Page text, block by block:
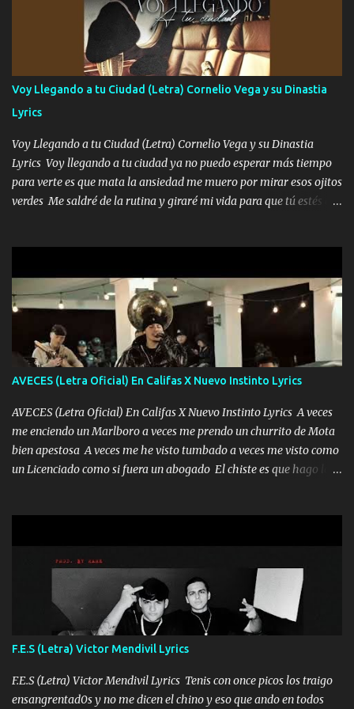
preguntas y digas que sí hacernos novios y verte feliz y muy
contenta como yo por ti Música Pregúntame qué es lo que me
enamora pa describirte unas cuantas horas también pregunta que
quiero contigo que seas dichosa al estar conmigo Y ya borracho
contéstame la llamada pa dedicarte unas bonitas palabras así
borracho me animo a decirte todo y puedo describirlo mucho que
me encantes Decirte que me siento muy feliz y emocionado por
tenerte aquí espero que quiera...
Voy Llegando a tu Ciudad (Letra) Cornelio Vega y su Dinastia
Lyrics
Voy Llegando a tu Ciudad (Letra) Cornelio Vega y su Dinastia
Lyrics Voy llegando a tu ciudad ya no puedo esperar más tiempo
para verte es que mata la ansiedad me muero por mirar esos ojitos
verdes Me saldré de la rutina y giraré mi vida para que tú estés en
solo yo tendre el candado 🔒 del amor ❤️ Música Mil y un besos
para dar ya estando en tu ciudad no habrá quien lo detenga si las
copas van de más vayamos a un lugar y cerremos las puertas
Entre alcohol y besos se va incrementado el Fuego en esa
habitación ya no mires más el reloj Única por donde vas me curas
tú mi mal moviendo tu silueta no hay otra que te sea igual te ves
tan especial por eso es que me tientas Aquí estoy no dejaré que se
te acerque nadie porque solo yo tendre el candado 🔒 del a...
AVECES (Letra Oficial) En Califas X Nuevo Instinto Lyrics
AVECES (Letra Oficial) En Califas X Nuevo Instinto Lyrics A veces
me enciendo un Marlboro a veces me prendo un churrito de Mota
bien apestosa A veces me he visto tumbado a veces me visto como
un Licenciado como si fuera un abogado El chiste es que hago lo
corriente no quieren verte subir de level trucha mis plebes Música
A veces me pongo un sombrero a veces me ven la cachucha de lado
con la mirada siempre en alto A veces me fajó una super o a veces
me fajó una Glock siempre armado todas las generaciones yo
traigo El chiste es que hago lo que quiero pues así soy me mandó
yo tengo el control a todos yo les paro el dedo soy hocicon un
malcriado un malandrón Que Les importa no saben nada falsas
las risas las que me miran hay gente corriente no quieren ve...
F.E.S (Letra) Victor Mendivil Lyrics
F.E.S (Letra) Victor Mendivil Lyrics Tenis con once picos los traigo
ensangrentad0s y no me dicen el chino y eso que ando en todos